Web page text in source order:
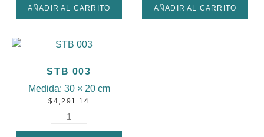
AÑADIR AL CARRITO AÑADIR AL CARRITO
STB 003
Medida: 30 × 20 cm
$4,291.14